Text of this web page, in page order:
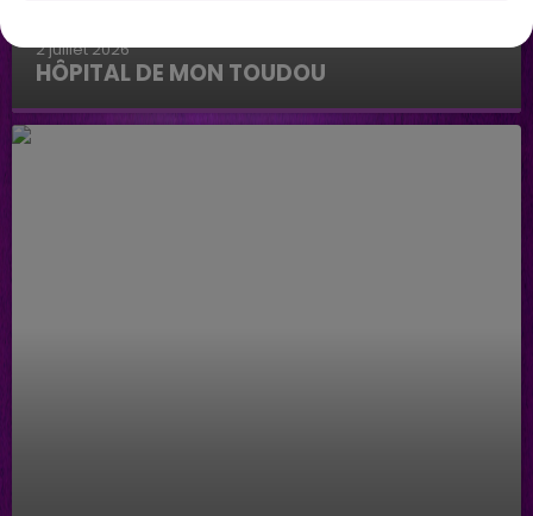
2 juillet 2026
HÔPITAL DE MON TOUDOU
Hôpital de mon Toudou